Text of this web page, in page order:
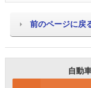
前のページに戻
自動